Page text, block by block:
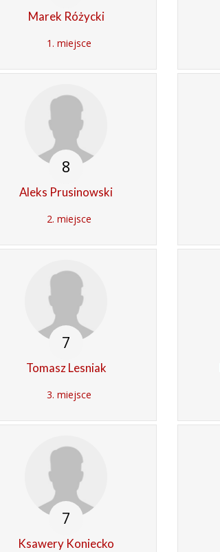
Marek Różycki
1. miejsce
8
Aleks Prusinowski
2. miejsce
7
Tomasz Lesniak
3. miejsce
7
Ksawery Koniecko